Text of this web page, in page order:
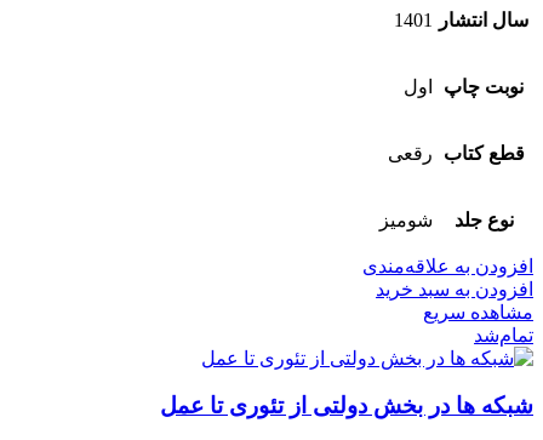
سال انتشار 1401
نوبت چاپ اول
قطع کتاب رقعی
نوع جلد شومیز
افزودن به علاقه‌مندی
افزودن به سبد خرید
مشاهده سریع
تمام‌شد
شبکه ها در بخش دولتی از تئوری تا عمل